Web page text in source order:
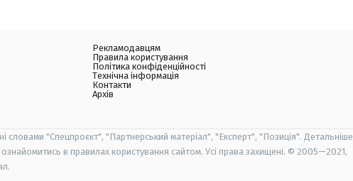
Рекламодавцям
Правила користування
Політика конфіденційності
Технічна інформація
Контакти
Архів
словами "Спецпроєкт", "Партнерський матеріал", "Експерт", "Позиція". Детальніше
в правилах користування сайтом. Усі права захищені. © 2005—2021,